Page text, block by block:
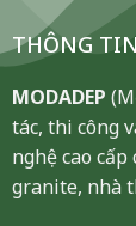
THÔNG
MODADEP
tác, thi công
nghệ cao
granite, nhà